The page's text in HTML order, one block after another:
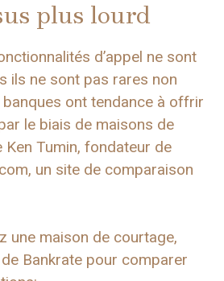
plus lourd
d’appel ne sont
ils ne sont pas rares non
ont tendance à offrir
le biais de maisons de
Ken Tumin, fondateur de
un site de comparaison
une maison de courtage,
Bankrate pour comparer